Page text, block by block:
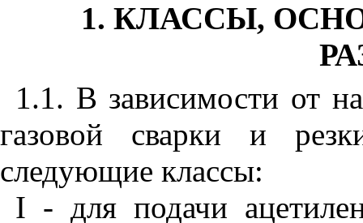
1. КЛАССЫ,
1.1. В зависимости от
газовой сварки и
следующие классы:
I - для подачи